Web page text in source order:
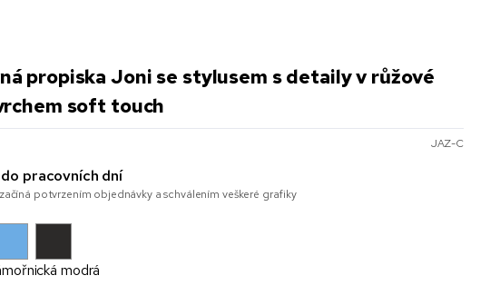
propiska Joni se stylusem s detaily v růžové
soft touch
JAZ-C
pracovních dní
potvrzením objednávky a schválením veškeré grafiky
modrá